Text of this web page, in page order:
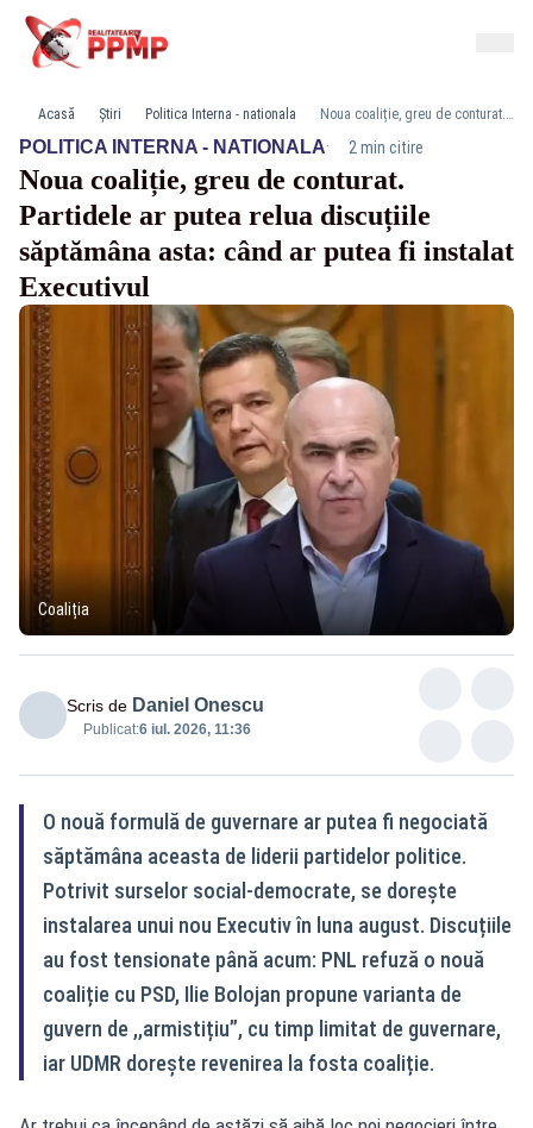
Acasă Știri Politica Interna - nationala Noua coaliție, greu de conturat. Partidele ar putea relua discuțiile săptămâna asta: când ar putea fi instalat Executivul
POLITICA INTERNA - NATIONALA· 2 min citire
Noua coaliție, greu de conturat.
Partidele ar putea relua discuțiile
săptămâna asta: când ar putea fi instalat
Executivul
Coaliția
Scris de Daniel Onescu
Publicat:6 iul. 2026, 11:36
O nouă formulă de guvernare ar putea fi negociată
săptămâna aceasta de liderii partidelor politice.
Potrivit surselor social-democrate, se dorește
instalarea unui nou Executiv în luna august. Discuțiile
au fost tensionate până acum: PNL refuză o nouă
coaliție cu PSD, Ilie Bolojan propune varianta de
guvern de ,,armistițiu”, cu timp limitat de guvernare,
iar UDMR dorește revenirea la fosta coaliție.